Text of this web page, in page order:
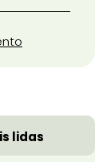
lidas